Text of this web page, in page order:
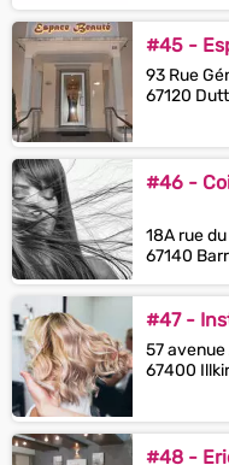
#45 -
93 Rue
67120
#46 -
18A rue
67140 Barr
#47 -
57
67400
#48 -